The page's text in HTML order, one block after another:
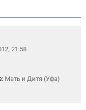
21:58
Мать и Дитя (Уфа)